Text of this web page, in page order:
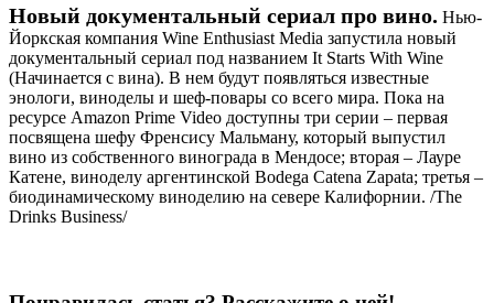
Новый документальный сериал про вино. Нью-
Йоркская компания Wine Enthusiast Media запустила новый
документальный сериал под названием It Starts With Wine
(Начинается с вина). В нем будут появляться известные
энологи, виноделы и шеф-повары со всего мира. Пока на
ресурсе Amazon Prime Video доступны три серии – первая
посвящена шефу Френсису Мальману, который выпустил
вино из собственного винограда в Мендосе; вторая – Лауре
Катене, виноделу аргентинской Bodega Catena Zapata; третья –
биодинамическому виноделию на севере Калифорнии. /The
Drinks Business/